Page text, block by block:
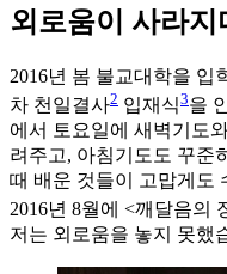
외로움이 사라지
2016년 봄 불교대학을 입
차 천일결사2 입재식3을
에서 토요일에 새벽기도
려주고, 아침기도도 꾸준
때 배운 것들이 고맙게도
2016년 8월에 <깨달음의
저는 외로움을 놓지 못했